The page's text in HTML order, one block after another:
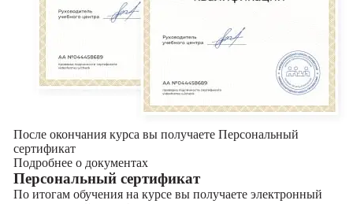
После окончания курса вы получаете Персональный
сертификат
Подробнее о документах
Персональный сертификат
По итогам обучения на курсе вы получаете электронный